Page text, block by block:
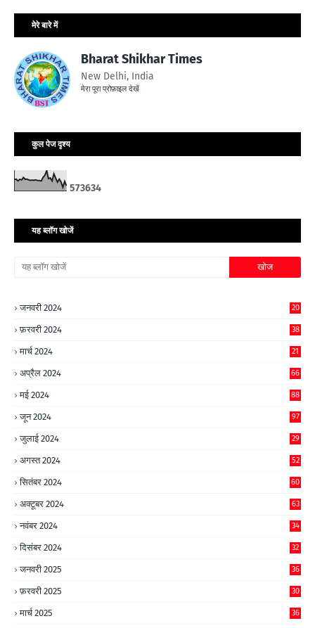
मेरे बारे में
Bharat Shikhar Times
New Delhi, India
मेरा पूरा प्रोफ़ाइल देखें
कुल पेज दृश्य
573634
यह ब्लॉग खोजें
जनवरी 2024 20
फ़रवरी 2024 38
मार्च 2024 21
अप्रैल 2024 66
मई 2024 88
जून 2024 97
जुलाई 2024 29
अगस्त 2024 52
सितंबर 2024 60
अक्टूबर 2024 63
नवंबर 2024 34
दिसंबर 2024 32
जनवरी 2025 36
फ़रवरी 2025 30
मार्च 2025 36